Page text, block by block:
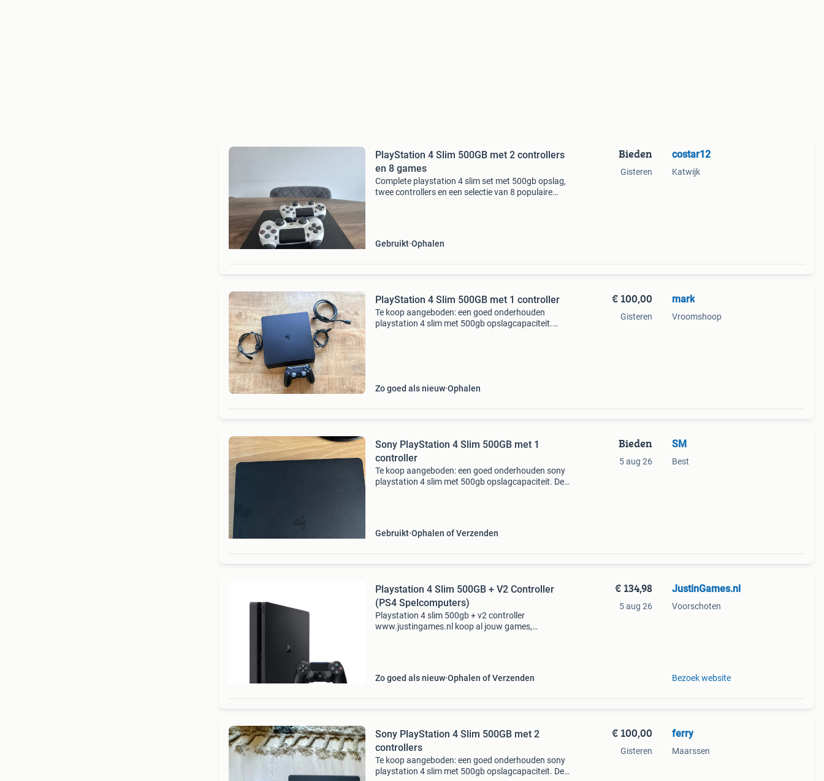
PlayStation 4 Slim 500GB met 2 controllers
en 8 games
Complete playstation 4 slim set met 500gb opslag,
twee controllers en een selectie van 8 populaire
Gebruikt Ophalen
Bieden
Gisteren
costar12
Katwijk
PlayStation 4 Slim 500GB met 1 controller
Te koop aangeboden: een goed onderhouden
playstation 4 slim met 500gb opslagcapaciteit.
Zo goed als nieuw Ophalen
€ 100,00
Gisteren
mark
Vroomshoop
Sony PlayStation 4 Slim 500GB met 1
controller
Te koop aangeboden: een goed onderhouden sony
playstation 4 slim met 500gb opslagcapaciteit. De
Gebruikt Ophalen of Verzenden
Bieden
5 aug 26
SM
Best
Playstation 4 Slim 500GB + V2 Controller
(PS4 Spelcomputers)
Playstation 4 slim 500gb + v2 controller
www.justingames.nl koop al jouw games,
Zo goed als nieuw Ophalen of Verzenden
€ 134,98
5 aug 26
JustinGames.nl
Voorschoten
Bezoek website
Sony PlayStation 4 Slim 500GB met 2
controllers
Te koop aangeboden: een goed onderhouden sony
playstation 4 slim met 500gb opslagcapaciteit. De
€ 100,00
Gisteren
ferry
Maarssen